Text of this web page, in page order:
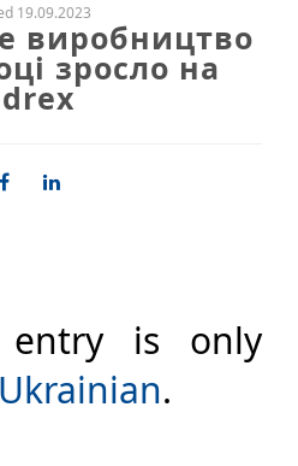
19.09.2023
виробництво
зросло на
entry is only
Ukrainian.